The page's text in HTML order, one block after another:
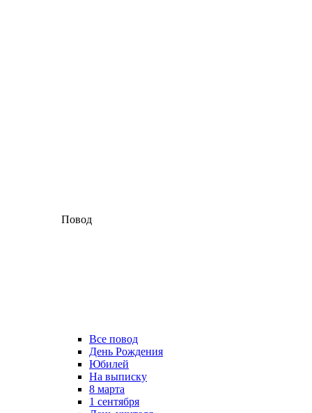
Повод
Все повод
День Рождения
Юбилей
На выписку
8 марта
1 сентября